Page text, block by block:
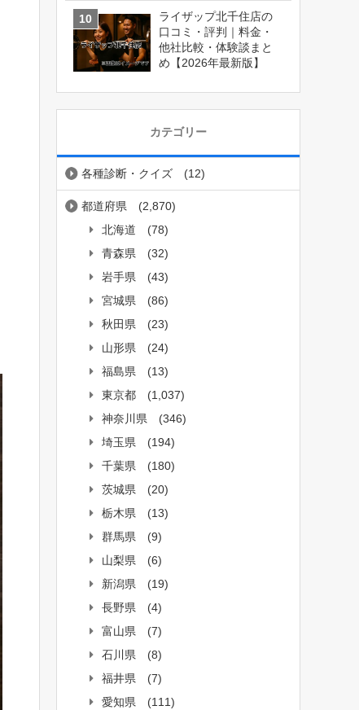
ライザップ北千住店の
口コミ・評判｜料金・
他社比較・体験談まと
め【2026年最新版】
カテゴリー
各種診断・クイズ (12)
都道府県
(2,870)
北海道
(78)
青森県
(32)
岩手県
(43)
宮城県
(86)
秋田県
(23)
山形県
(24)
福島県
(13)
東京都
(1,037)
神奈川県
(346)
埼玉県
(194)
千葉県
(180)
茨城県
(20)
栃木県
(13)
群馬県
(9)
山梨県
(6)
新潟県
(19)
長野県
(4)
富山県
(7)
石川県
(8)
福井県
(7)
愛知県
(111)